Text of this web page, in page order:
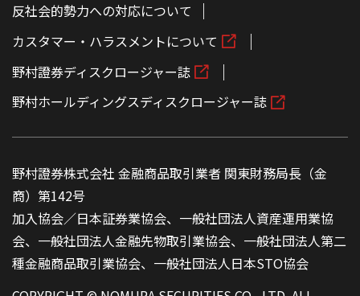
反社会的勢力への対応について
カスタマー・ハラスメントについて
野村證券ディスクロージャー誌
野村ホールディングスディスクロージャー誌
野村證券株式会社 金融商品取引業者 関東財務局長（金
商）第142号
加入協会／日本証券業協会、一般社団法人資産運用業協
会、一般社団法人金融先物取引業協会、一般社団法人第二
種金融商品取引業協会、一般社団法人日本STO協会